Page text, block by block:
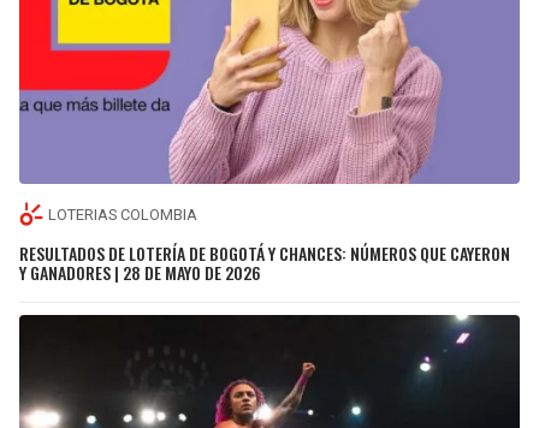
LOTERIAS COLOMBIA
RESULTADOS DE LOTERÍA DE BOGOTÁ Y CHANCES: NÚMEROS QUE CAYERON
Y GANADORES | 28 DE MAYO DE 2026